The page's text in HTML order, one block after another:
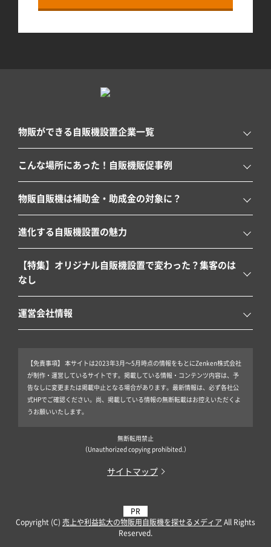
物販ができる自販機設置企業一覧
こんな場所にあった！自販機販促事例
物販自販機は補助金・助成金の対象に？
進化する自販機設置の魅力
【特集】オリジナル自販機設置で変わった？集客のは
なし
運営会社情報
【免責事項】 本サイトは2023年3月～5月時点の情報をもとにZenken株式会社
が制作・運営しているサイトです。掲載している情報・コンテンツ内容は、予
告なしに変更または掲載中止となる場合があります。最新情報は、必ず各社公
式HPでご確認ください。尚、掲載している情報の無断転載はお控えいただくよ
うお願いいたします。
無断転用禁止
（Unauthorized copying prohibited.）
サイトマップ
Copyright (C) 売上や利益拡大の物販用自販機を探せるメディア All Rights
Reserved.